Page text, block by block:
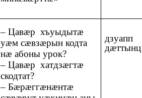
– Цавæр хъуыдытæ
уæм сæвзæрын кодта
нæ абоны урок?
– Цавæр хатдзæгтæ
скодтат?
– Бæрæггæнæнтæ
дзуапп
дæттынц